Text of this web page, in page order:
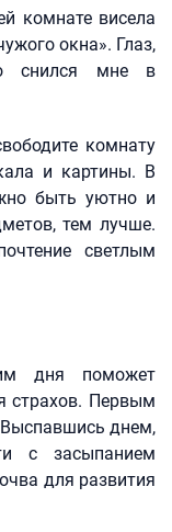
комнате висела
окна». Глаз,
снился мне в
комнату
и картины. В
быть уютно и
тем лучше.
светлым
дня поможет
страхов. Первым
днем,
с засыпанием
для развития